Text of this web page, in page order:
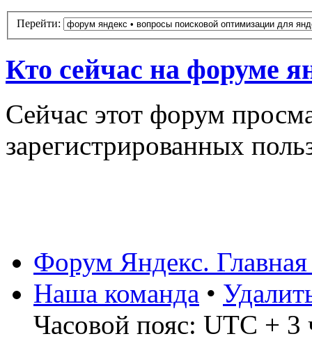
Перейти:
Кто сейчас на форуме
Сейчас этот форум
зарегистрированных
Форум Яндекс.
Наша команда •
Часовой пояс: UTC + 3